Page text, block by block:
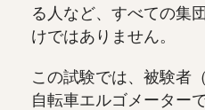
る人など、すべての集
けではありません。
この試験では、被験者
自転車エルゴメーター